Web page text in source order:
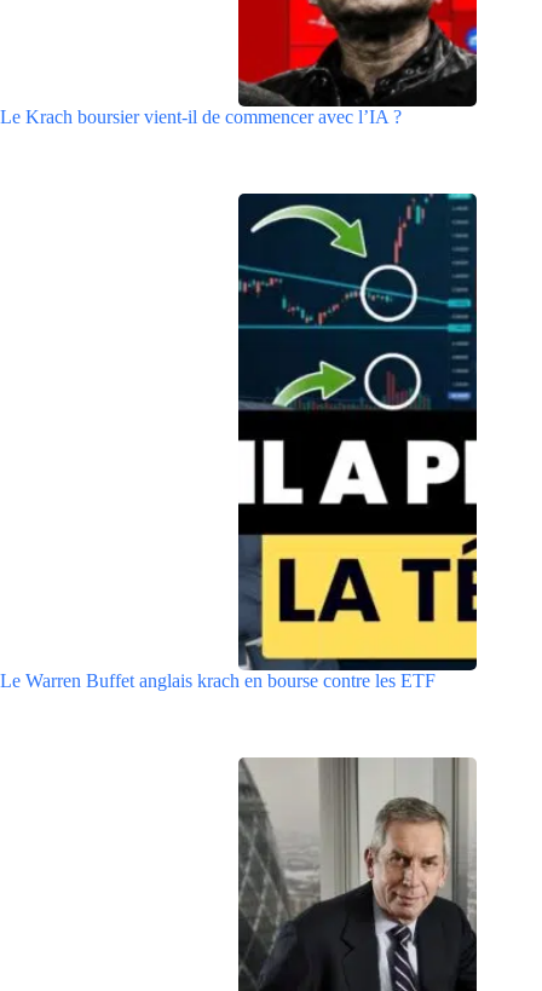
Le Krach boursier vient-il de commencer avec l’IA ?
Le Warren Buffet anglais krach en bourse contre les ETF